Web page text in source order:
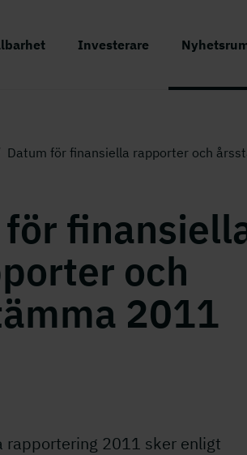
Investerare
Datum för finansiella rapporter och
och
2011
rapportering 2011 sker enligt